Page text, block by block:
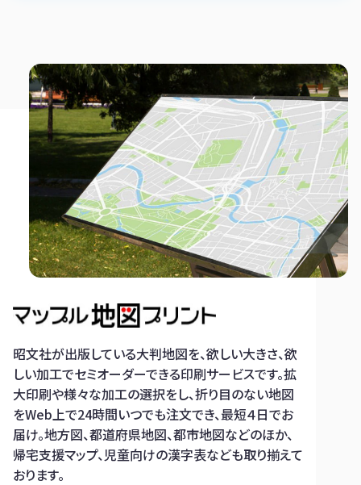
昭文社が出版している大判地図を、欲しい大きさ、欲
しい加工でセミオーダーできる印刷サービスです。拡
大印刷や様々な加工の選択をし、折り目のない地図
をWeb上で24時間いつでも注文でき、最短４日でお
届け。地方図、都道府県地図、都市地図などのほか、
帰宅支援マップ、児童向けの漢字表なども取り揃えて
おります。